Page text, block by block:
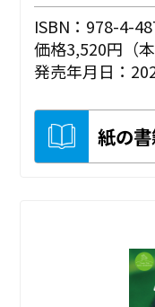
ISBN：978-4-
価格3,520円（
発売年月日：
紙の